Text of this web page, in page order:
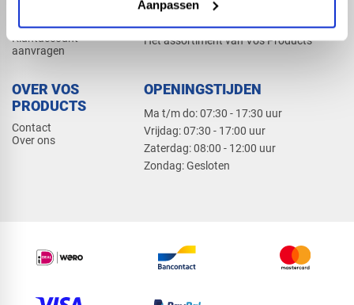
Aanpassen
Klantaccount
aanvragen
PRODUCTCATALOGUS 2026
Het assortiment van Vos Products
OVER VOS
PRODUCTS
Contact
Over ons
OPENINGSTIJDEN
Ma t/m do: 07:30 - 17:30 uur
​Vrijdag: 07:30 - 17:00 uur
​Zaterdag: 08:00 - 12:00 uur
​Zondag: Gesloten